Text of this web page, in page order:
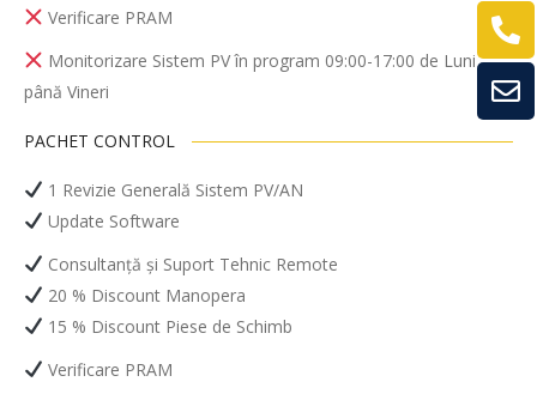
Verificare PRAM
Monitorizare Sistem PV în program 09:00-17:00 de Luni
până Vineri
PACHET CONTROL
1 Revizie Generală Sistem PV/AN
Update Software
Consultanță și Suport Tehnic Remote
20 % Discount Manopera
15 % Discount Piese de Schimb
Verificare PRAM